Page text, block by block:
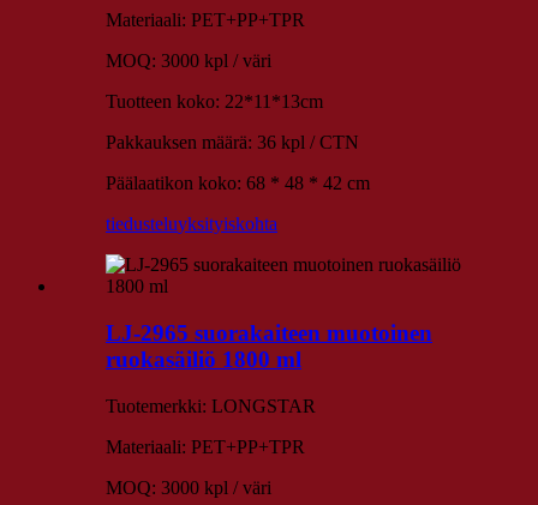
Materiaali: PET+PP+TPR
MOQ: 3000 kpl / väri
Tuotteen koko: 22*11*13cm
Pakkauksen määrä: 36 kpl / CTN
Päälaatikon koko: 68 * 48 * 42 cm
tiedusteluyksityiskohta
LJ-2965 suorakaiteen muotoinen
ruokasäiliö 1800 ml
Tuotemerkki: LONGSTAR
Materiaali: PET+PP+TPR
MOQ: 3000 kpl / väri